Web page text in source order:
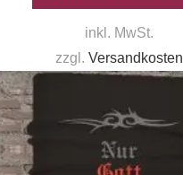
inkl. MwSt.
zzgl. Versandkosten